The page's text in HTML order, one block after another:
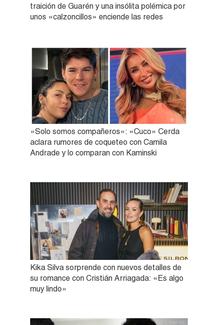
traición de Guarén y una insólita polémica por
unos «calzoncillos» enciende las redes
«Solo somos compañeros»: «Cuco» Cerda
aclara rumores de coqueteo con Camila
Andrade y lo comparan con Kaminski
Kika Silva sorprende con nuevos detalles de
su romance con Cristián Arriagada: «Es algo
muy lindo»